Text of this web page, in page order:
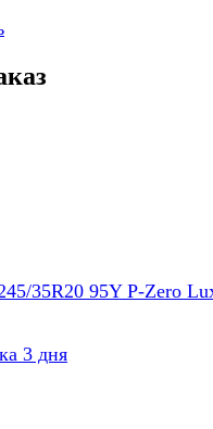
35R20 95Y P-Zero
3 дня